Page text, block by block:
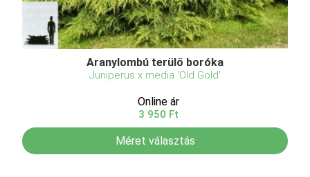
Aranylombú terülő boróka
Juniperus x media 'Old Gold'
Online ár
3 950 Ft
Méret választás